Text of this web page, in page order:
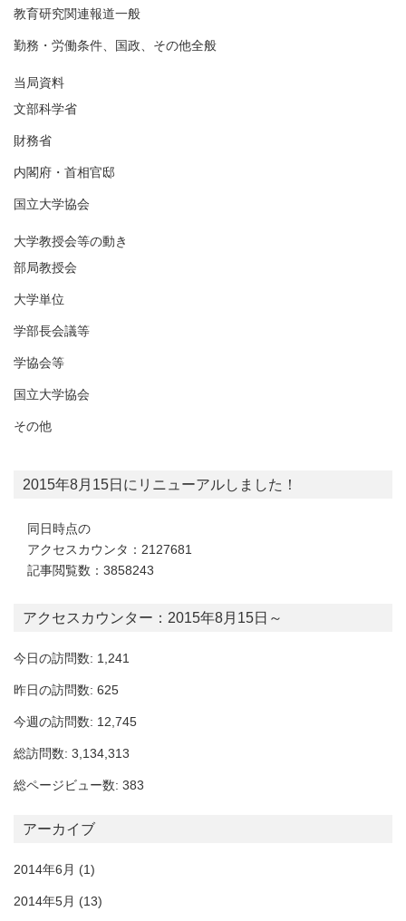
教育研究関連報道一般
勤務・労働条件、国政、その他全般
当局資料
文部科学省
財務省
内閣府・首相官邸
国立大学協会
大学教授会等の動き
部局教授会
大学単位
学部長会議等
学協会等
国立大学協会
その他
2015年8月15日にリニューアルしました！
同日時点の
アクセスカウンタ：2127681
記事閲覧数：3858243
アクセスカウンター：2015年8月15日～
今日の訪問数: 1,241
昨日の訪問数: 625
今週の訪問数: 12,745
総訪問数: 3,134,313
総ページビュー数: 383
アーカイブ
2014年6月 (1)
2014年5月 (13)